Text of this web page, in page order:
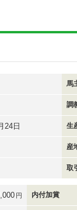
馬
調
24日 生
産
取
円 内付加賞